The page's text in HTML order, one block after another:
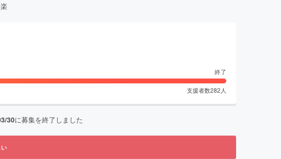
終了
支援者数282 人
30に募集を終了しました